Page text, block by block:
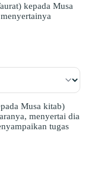
kepada Musa
Musa kitab)
menyertai dia
tugas